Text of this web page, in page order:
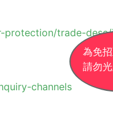
protection/trade-desc/
channels
為免
請勿